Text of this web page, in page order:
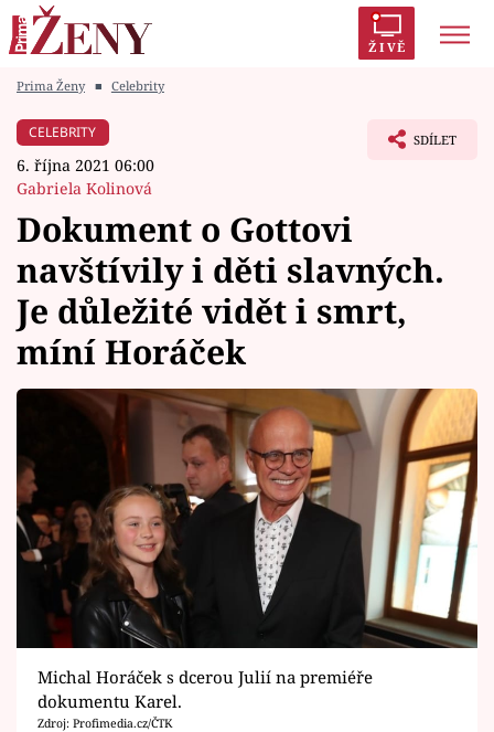
ŽIVĚ
Módní alarm
Témata
Celebrity
Vztahy
Seriály
Horoskopy
Sledujte prima+
Filmový festival Karlovy Vary
Mámy sobě
Prima Ženy ■ Celebrity
CELEBRITY
6. října 2021 06:00
Gabriela Kolinová
SDÍLET
Dokument o Gottovi
navštívily i děti slavných.
Je důležité vidět i smrt,
míní Horáček
Michal Horáček s dcerou Julií na premiéře
dokumentu Karel.
Zdroj: Profimedia.cz/ČTK